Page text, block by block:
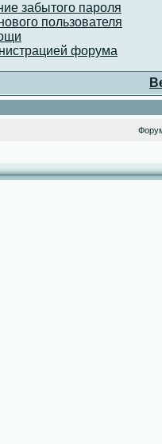
забытого пароля
пользователя
форума